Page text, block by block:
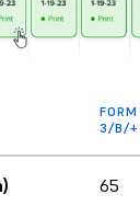
FORM
3/B/+
65